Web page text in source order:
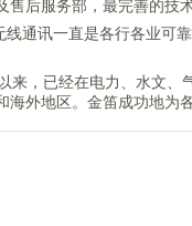
售后服务部，最完善的
线通讯一直是各行各业可
来，已经在电力、水文
海外地区。金笛成功地为